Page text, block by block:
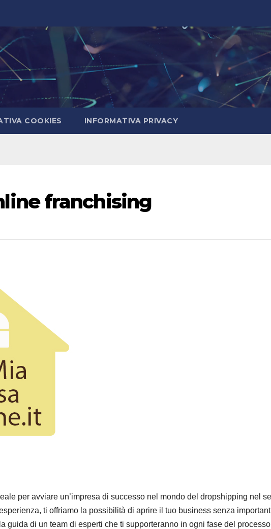
COOKIES INFORMATIVA PRIVACY
franchising
per avviare un’impresa di successo nel mondo del dropshipping nel
ti offriamo la possibilità di aprire il tuo business senza
guida di un team di esperti che ti supporteranno in ogni fase del